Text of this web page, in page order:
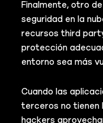
Finalmente, otro
seguridad en la
recursos third
protección
entorno sea más
Cuando las
terceros no tienen
hackers